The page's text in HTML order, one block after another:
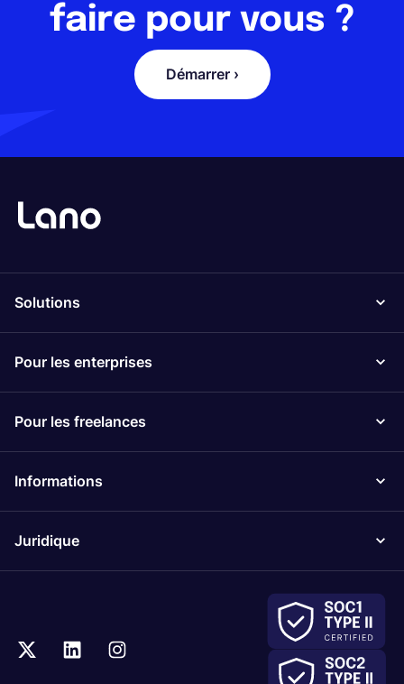
faire pour vous ?
Démarrer ›
Solutions
Pour les enterprises
Pour les freelances
Informations
Juridique